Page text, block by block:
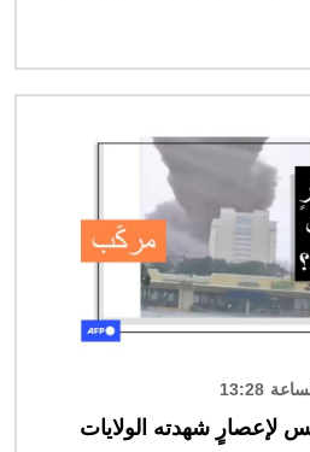
لإعصارٍ شهدته الولايات